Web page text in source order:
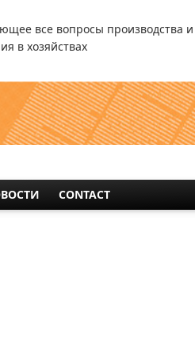
все вопросы производства и
в хозяйствах
CONTACT